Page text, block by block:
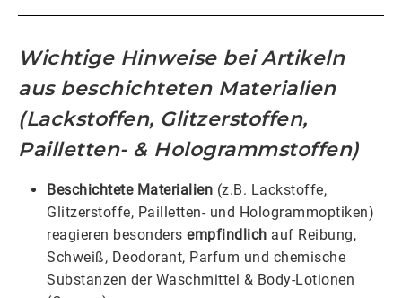
Wichtige Hinweise bei Artikeln
aus beschichteten Materialien
(Lackstoffen, Glitzerstoffen,
Pailletten- & Hologrammstoffen)
Beschichtete Materialien (z.B. Lackstoffe,
Glitzerstoffe, Pailletten- und Hologrammoptiken)
reagieren besonders empfindlich auf Reibung,
Schweiß, Deodorant, Parfum und chemische
Substanzen der Waschmittel & Body-Lotionen